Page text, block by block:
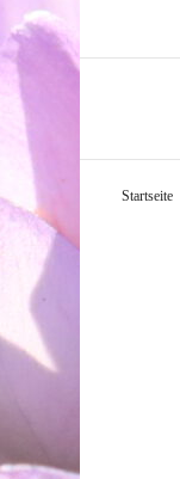
Startseite